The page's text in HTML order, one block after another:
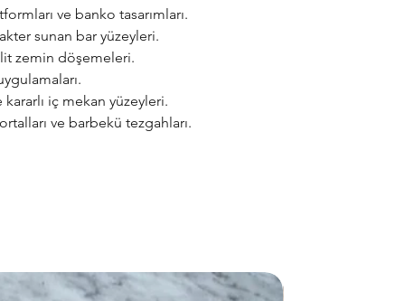
ve banko tasarımları.
sunan bar yüzeyleri.
zemin döşemeleri.
iç mekan yüzeyleri.
ve barbekü tezgahları.